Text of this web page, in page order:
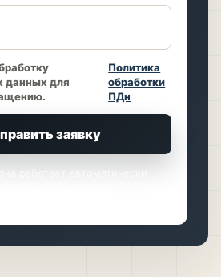
данных для
Политика
обработки
ПДн
заявку